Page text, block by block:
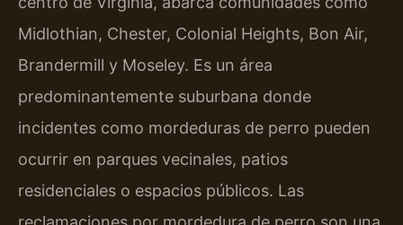
Midlothian, Chester, Colonial Heights, Bon Air,
Brandermill y Moseley. Es un área
predominantemente suburbana donde
incidentes como mordeduras de perro pueden
ocurrir en parques vecinales, patios
residenciales o espacios públicos. Las